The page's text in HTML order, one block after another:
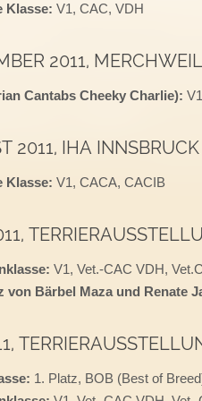
Klasse: V1, CAC, VDH
2011,
Cantabs Cheeky Charlie):
2011, IHA INNSBRUCK
Klasse: V1, CACA, CACIB
V1, Vet.-CAC VDH,
von Bärbel Maza und Renate
1. Platz, BOB (Best of